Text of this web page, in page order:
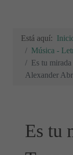
Está aquí:
Música -
Es tu
Alexander
Es tu